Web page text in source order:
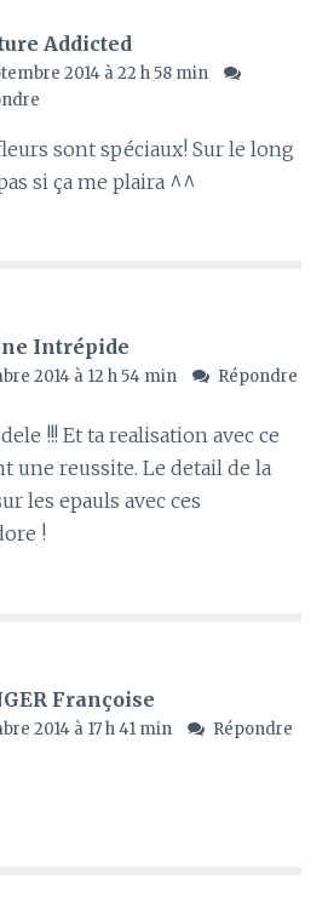
Addicted
2014 à 22 h 58 min
sont spéciaux! Sur le long
si ça me plaira ^^
Intrépide
2014 à 12 h 54 min Répondre
!!! Et ta realisation avec ce
une reussite. Le detail de la
les epauls avec ces
!
Françoise
2014 à 17 h 41 min Répondre